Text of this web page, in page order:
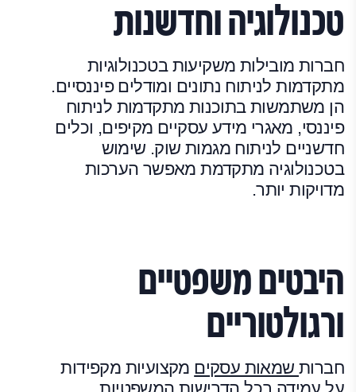
טכנולוגיה וחדשנות
חברות מובילות משקיעות בטכנולוגיות
מתקדמות לניתוח נתונים ומודלים פיננסיים.
הן משתמשות בתוכנות מתקדמות לניתוח
פיננסי, מאגרי מידע עסקיים מקיפים, וכלים
חדשניים לניתוח מגמות שוק. שימוש
בטכנולוגיה מתקדמת מאפשר הערכות
מדויקות יותר.
היבטים משפטיים
ורגולטוריים
חברות שמאות עסקים מקצועיות מקפידות